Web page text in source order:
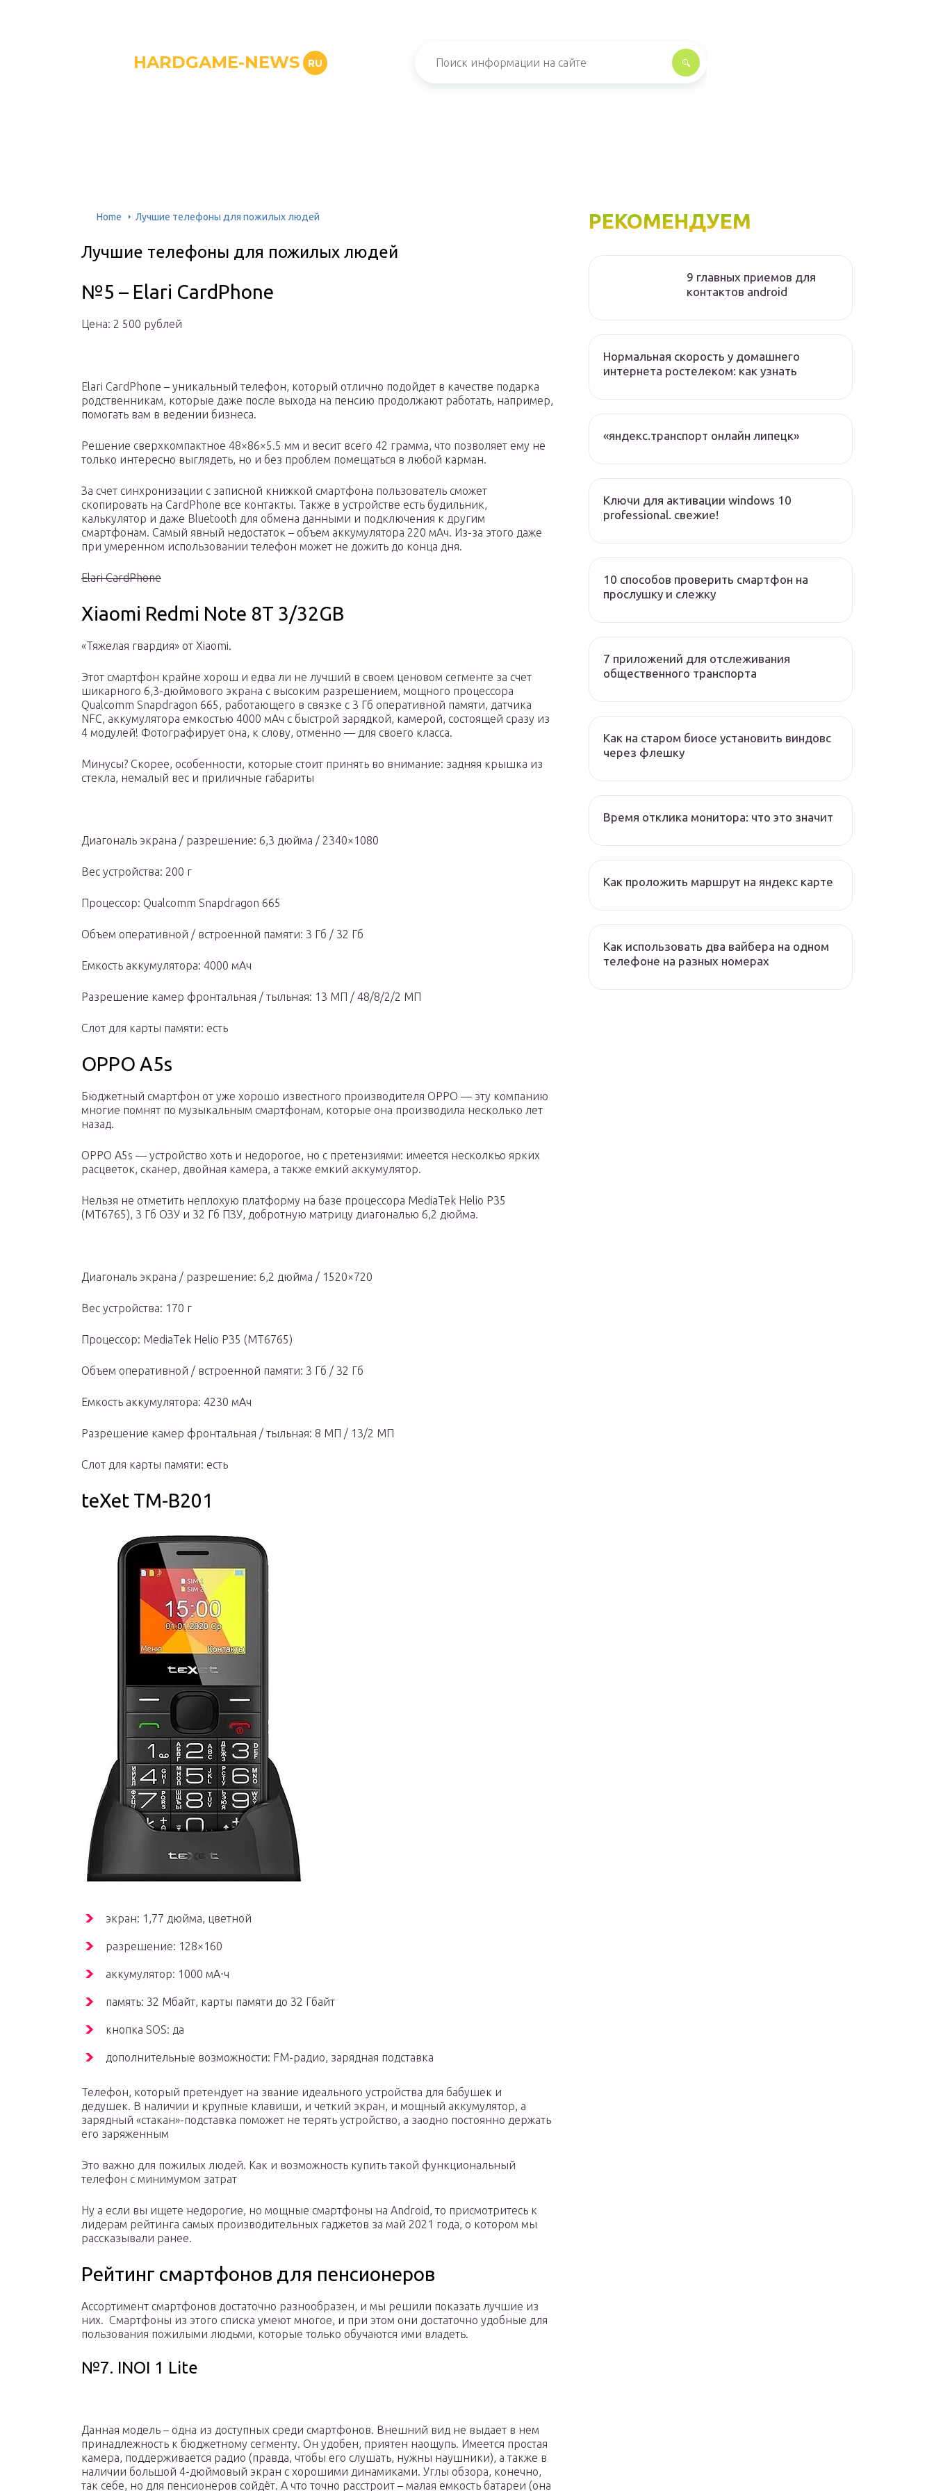
HARDGAME-NEWS RU
Home Лучшие телефоны для пожилых людей
Лучшие телефоны для пожилых людей
№5 – Elari CardPhone
Цена: 2 500 рублей
Elari CardPhone – уникальный телефон, который отлично подойдет в качестве подарка
родственникам, которые даже после выхода на пенсию продолжают работать, например,
помогать вам в ведении бизнеса.
Решение сверхкомпактное 48×86×5.5 мм и весит всего 42 грамма, что позволяет ему не
только интересно выглядеть, но и без проблем помещаться в любой карман.
За счет синхронизации с записной книжкой смартфона пользователь сможет
скопировать на CardPhone все контакты. Также в устройстве есть будильник,
калькулятор и даже Bluetooth для обмена данными и подключения к другим
смартфонам. Самый явный недостаток – объем аккумулятора 220 мАч. Из-за этого даже
при умеренном использовании телефон может не дожить до конца дня.
Elari CardPhone
Xiaomi Redmi Note 8T 3/32GB
«Тяжелая гвардия» от Xiaomi.
Этот смартфон крайне хорош и едва ли не лучший в своем ценовом сегменте за счет
шикарного 6,3-дюймового экрана с высоким разрешением, мощного процессора
Qualcomm Snapdragon 665, работающего в связке с 3 Гб оперативной памяти, датчика
NFC, аккумулятора емкостью 4000 мАч с быстрой зарядкой, камерой, состоящей сразу из
4 модулей! Фотографирует она, к слову, отменно — для своего класса.
Минусы? Скорее, особенности, которые стоит принять во внимание: задняя крышка из
стекла, немалый вес и приличные габариты
Диагональ экрана / разрешение: 6,3 дюйма / 2340×1080
Вес устройства: 200 г
Процессор: Qualcomm Snapdragon 665
Объем оперативной / встроенной памяти: 3 Гб / 32 Гб
Емкость аккумулятора: 4000 мАч
Разрешение камер фронтальная / тыльная: 13 МП / 48/8/2/2 МП
Слот для карты памяти: есть
OPPO A5s
Бюджетный смартфон от уже хорошо известного производителя OPPO — эту компанию
многие помнят по музыкальным смартфонам, которые она производила несколько лет
назад.
OPPO A5s — устройство хоть и недорогое, но с претензиями: имеется несколкьо ярких
расцветок, сканер, двойная камера, а также емкий аккумулятор.
Нельзя не отметить неплохую платформу на базе процессора MediaTek Helio P35
(MT6765), 3 Гб ОЗУ и 32 Гб ПЗУ, добротную матрицу диагональю 6,2 дюйма.
Диагональ экрана / разрешение: 6,2 дюйма / 1520×720
Вес устройства: 170 г
Процессор: MediaTek Helio P35 (MT6765)
Объем оперативной / встроенной памяти: 3 Гб / 32 Гб
Емкость аккумулятора: 4230 мАч
Разрешение камер фронтальная / тыльная: 8 МП / 13/2 МП
Слот для карты памяти: есть
teXet TM-B201
экран: 1,77 дюйма, цветной
разрешение: 128×160
аккумулятор: 1000 мА⋅ч
память: 32 Мбайт, карты памяти до 32 Гбайт
кнопка SOS: да
дополнительные возможности: FM-радио, зарядная подставка
Телефон, который претендует на звание идеального устройства для бабушек и
дедушек. В наличии и крупные клавиши, и четкий экран, и мощный аккумулятор, а
зарядный «стакан»-подставка поможет не терять устройство, а заодно постоянно держать
его заряженным
Это важно для пожилых людей. Как и возможность купить такой функциональный
телефон с минимумом затрат
Ну а если вы ищете недорогие, но мощные смартфоны на Android, то присмотритесь к
лидерам рейтинга самых производительных гаджетов за май 2021 года, о котором мы
рассказывали ранее.
Рейтинг смартфонов для пенсионеров
Ассортимент смартфонов достаточно разнообразен, и мы решили показать лучшие из
них. Смартфоны из этого списка умеют многое, и при этом они достаточно удобные для
пользования пожилыми людьми, которые только обучаются ими владеть.
№7. INOI 1 Lite
Данная модель – одна из доступных среди смартфонов. Внешний вид не выдает в нем
принадлежность к бюджетному сегменту. Он удобен, приятен наощупь. Имеется простая
камера, поддерживается радио (правда, чтобы его слушать, нужны наушники), а также в
наличии большой 4-дюймовый экран с хорошими динамиками. Углы обзора, конечно,
так себе, но для пенсионеров сойдёт. А что точно расстроит – малая емкость батареи (она
РЕКОМЕНДУЕМ
9 главных приемов для
контактов android
Нормальная скорость у домашнего
интернета ростелеком: как узнать
«яндекс.транспорт онлайн липецк»
Ключи для активации windows 10
professional. свежие!
10 способов проверить смартфон на
прослушку и слежку
7 приложений для отслеживания
общественного транспорта
Как на старом биосе установить виндовс
через флешку
Время отклика монитора: что это значит
Как проложить маршрут на яндекс карте
Как использовать два вайбера на одном
телефоне на разных номерах